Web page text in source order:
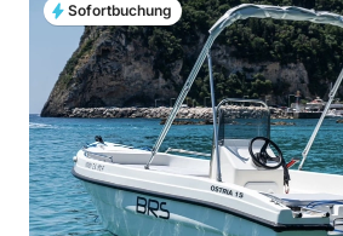
Sofortbuchung